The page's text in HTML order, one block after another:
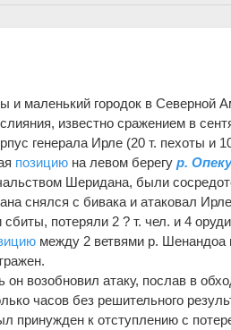
и маленький городок в Северной
известно сражением в
генерала Ирле (20 т. пехоты и
позицию на левом берегур.
Шеридана, были
снялся с бивака и атаковал
потеряли 2 ? т. чел. и 4
между 2 ветвями р. Шенандоа
возобновил атаку, послав в
часов без решительного
принужден к отступлению с